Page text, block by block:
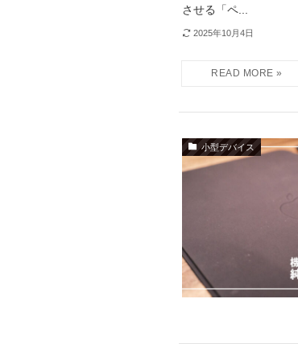
させる「ペ...
2025年10月4日
小型デバイス